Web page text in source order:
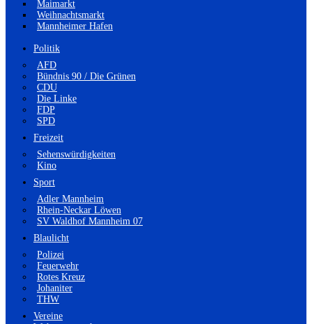
Maimarkt
Weihnachtsmarkt
Mannheimer Hafen
Politik
AFD
Bündnis 90 / Die Grünen
CDU
Die Linke
FDP
SPD
Freizeit
Sehenswürdigkeiten
Kino
Sport
Adler Mannheim
Rhein-Neckar Löwen
SV Waldhof Mannheim 07
Blaulicht
Polizei
Feuerwehr
Rotes Kreuz
Johaniter
THW
Vereine